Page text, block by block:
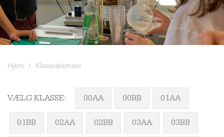
Hjem Klasseskemaer
VÆLG KLASSE: 00AA 00BB 01AA
01BB 02AA 02BB 03AA 03BB